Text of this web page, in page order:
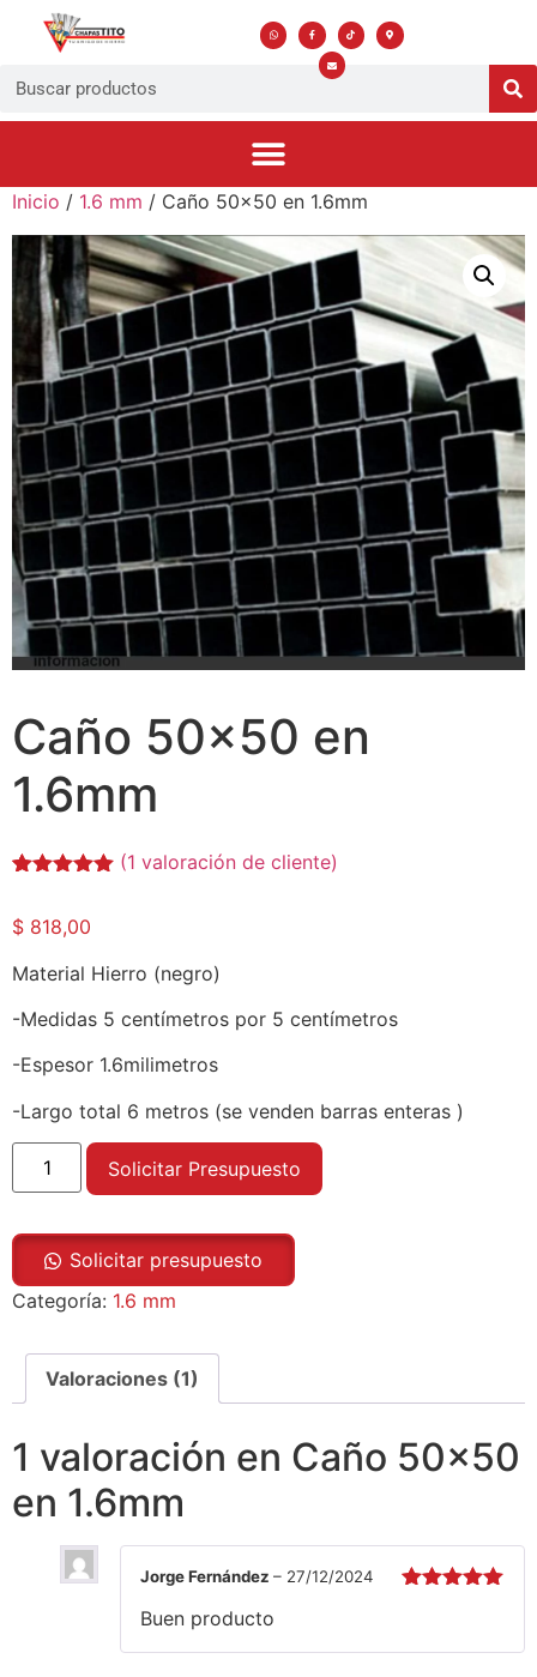
Inicio / 1.6 mm / Caño 50×50 en 1.6mm
Caño 50×50 en
1.6mm
5 en base
de un
cliente
(1 valoración de cliente)
$ 818,00
Material Hierro (negro)
-Medidas 5 centímetros por 5 centímetros
-Espesor 1.6milimetros
-Largo total 6 metros (se venden barras enteras )
Solicitar Presupuesto
Solicitar presupuesto
Categoría: 1.6 mm
Valoraciones (1)
1 valoración en Caño 50×50
en 1.6mm
Jorge Fernández – 27/12/2024
Buen producto